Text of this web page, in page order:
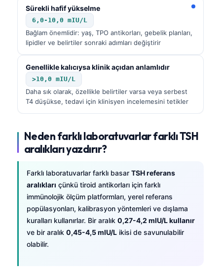
Sürekli hafif yükselme
6,0-10,0 mIU/L
Bağlam önemlidir: yaş, TPO antikorları, gebelik planları,
lipidler ve belirtiler sonraki adımları değiştirir
Genellikle kalıcıysa klinik açıdan anlamlıdır
>10,0 mIU/L
Daha sık olarak, özellikle belirtiler varsa veya serbest
T4 düşükse, tedavi için klinisyen incelemesini tetikler
Neden farklı laboratuvarlar farklı TSH
aralıkları yazdırır?
Farklı laboratuvarlar farklı basar TSH referans
aralıkları çünkü tiroid antikorları için farklı
immünolojik ölçüm platformları, yerel referans
popülasyonları, kalibrasyon yöntemleri ve dışlama
kuralları kullanırlar. Bir aralık 0,27-4,2 mIU/L kullanır
ve bir aralık 0,45-4,5 mIU/L ikisi de savunulabilir
olabilir.